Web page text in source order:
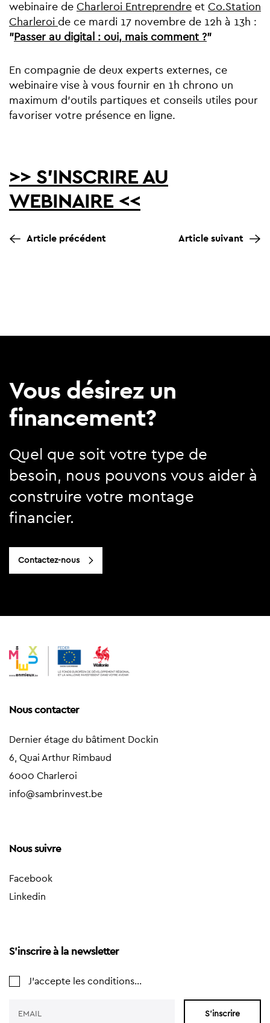
webinaire de Charleroi Entreprendre et Co.Station
Charleroi de ce mardi 17 novembre de 12h à 13h :
"Passer au digital : oui, mais comment ?"
En compagnie de deux experts externes, ce
webinaire vise à vous fournir en 1h chrono un
maximum d'outils partiques et conseils utiles pour
favoriser votre présence en ligne.
>> S'INSCRIRE AU
WEBINAIRE <<
Article précédent Article suivant
Vous désirez un
financement?
Quel que soit votre type de
besoin, nous pouvons vous aider à
construire votre montage
financier.
Contactez-nous
Nous contacter
Dernier étage du bâtiment Dockin
6, Quai Arthur Rimbaud
6000 Charleroi
info@sambrinvest.be
Nous suivre
Facebook
Linkedin
S'inscrire à la newsletter
J'accepte les conditions...
S'inscrire